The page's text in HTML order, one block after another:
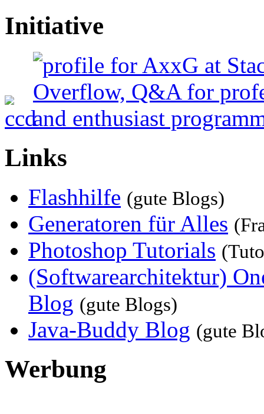
Initiative
Links
Flashhilfe (gute Blogs)
Generatoren für Alles
Photoshop Tutorials
(Softwarearchitektur)
Blog (gute Blogs)
Java-Buddy Blog (gute
Werbung